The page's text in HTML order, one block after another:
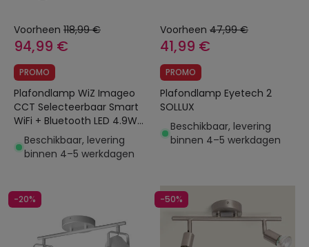
Voorheen 118,99 €
94,99 €
PROMO
Plafondlamp WiZ Imageo
CCT Selecteerbaar Smart
WiFi + Bluetooth LED 4.9W
Twee spotlights Dimbaar
Beschikbaar, levering
binnen 4–5 werkdagen
Voorheen 47,99 €
41,99 €
PROMO
Plafondlamp Eyetech 2
SOLLUX
Beschikbaar, levering
binnen 4–5 werkdagen
-20% -50%